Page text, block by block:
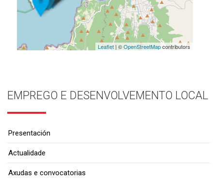
Leaflet| ©OpenStreetMapcontributors
EMPREGO E DESENVOLVEMENTO LOCAL
Presentación
Actualidade
Axudas e convocatorias